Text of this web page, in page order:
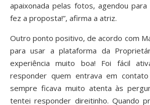
apaixonada pelas fotos, agendou
fez a proposta!”, afirma a atriz.
Outro ponto positivo, de acordo com
para usar a plataforma da
experiência muito boa! Foi fácil
responder quem entrava em
sempre ficava muito atenta às
tentei responder direitinho. Quando